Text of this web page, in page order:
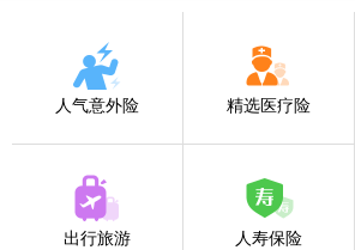
人气意外险 精选医疗险
出行旅游 人寿保险